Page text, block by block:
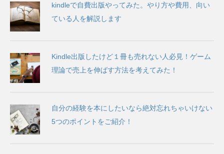
kindleで自費出版やってみた。やり方や費用、向い
ている人を解説します
Kindle出版したけど１冊も売れない人必見！ゲーム
理論で売上を伸ばす方法を考えてみた！
自分の経験を本にしたいなら絶対忘れちゃいけない
5つのポイントをご紹介！